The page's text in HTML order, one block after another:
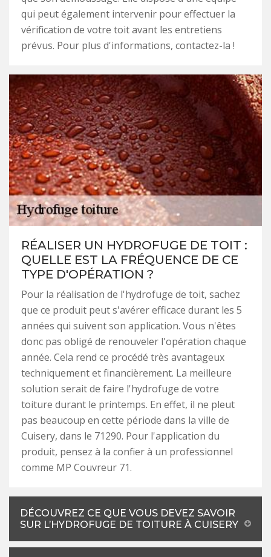
qui peut également intervenir pour effectuer la
vérification de votre toit avant les entretiens
prévus. Pour plus d'informations, contactez-la !
RÉALISER UN HYDROFUGE DE TOIT :
QUELLE EST LA FRÉQUENCE DE CE
TYPE D'OPÉRATION ?
Pour la réalisation de l'hydrofuge de toit, sachez
que ce produit peut s'avérer efficace durant les 5
années qui suivent son application. Vous n'êtes
donc pas obligé de renouveler l'opération chaque
année. Cela rend ce procédé très avantageux
techniquement et financièrement. La meilleure
solution serait de faire l'hydrofuge de votre
toiture durant le printemps. En effet, il ne pleut
pas beaucoup en cette période dans la ville de
Cuisery, dans le 71290. Pour l'application du
produit, pensez à la confier à un professionnel
comme MP Couvreur 71.
DÉCOUVREZ CE QUE VOUS DEVEZ SAVOIR
SUR L’HYDROFUGE DE TOITURE À CUISERY